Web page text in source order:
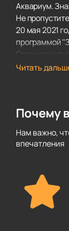
Аквариум.
Не
20 мая 2021
программой
Спешите
Читать
Почему
Нам важно,
впечатления